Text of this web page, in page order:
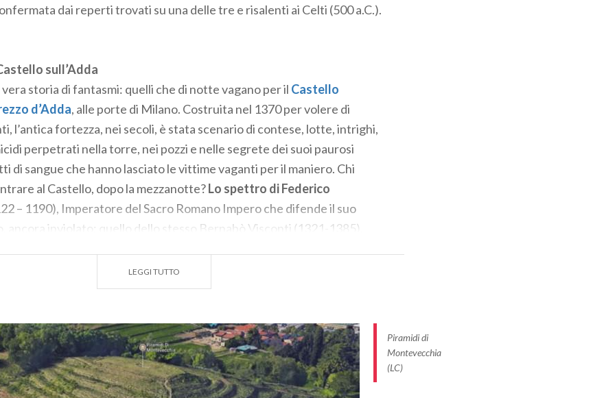
giocare a palla sulla Pietra Nairola e che la parte sporgente in
riconosciuti nel 1984 dalla Regione Lombardia. A Torno, si trovano
, misteriose tombe a forma di vasca (V-VI sec. d.C) scavate nei massi
del Maas, di Rasina, dei Piazz, di Negrenza…
dai reperti trovati su una delle tre e risalenti ai Celti (500 a.C.).
sull’Adda
storia di fantasmi: quelli che di notte vagano per il Castello
d’Adda, alle porte di Milano. Costruita nel 1370 per volere di
l’antica fortezza, nei secoli, è stata scenario di contese, lotte, intrighi,
perpetrati nella torre, nei pozzi e nelle segrete dei suoi paurosi
di sangue che hanno lasciato le vittime vaganti per il maniero. Chi
al Castello, dopo la mezzanotte?Lo spettro di Federico
– 1190), Imperatore del Sacro Romano Impero che difende il suo
ancora inviolato; quello dello stesso Bernabò Visconti (1321-1385),
di fanciulle e guerrieri medievali, l’ombra della castellana suicida… Se
tinto di rosso sangue, il castello e i suoi fantasmi vi aspettano! p.s.
LEGGI TUTTO
Piramidi di
Montevecchia
(LC)